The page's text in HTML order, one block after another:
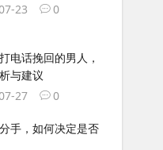
23
0
电话挽回的男人，
与建议
27
0
手，如何决定是否